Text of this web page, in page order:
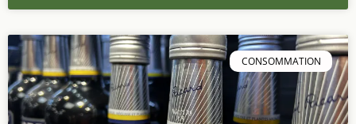
CONSOMMATION